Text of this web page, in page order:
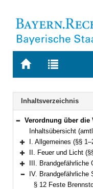
Zur
Zur
letzten
Suche
Navigation
Inhaltsverzeichnis
Bereich reduzieren
Verordnung über die Verhütung von
Inhaltsübersicht
Bereich erweitern
I. Allgemeines (§§
Bereich erweitern
II. Feuer und Licht
Bereich erweitern
III. Brandgefährliche
Bereich reduzieren
IV. Brandgefährliche
§ 12 Feste